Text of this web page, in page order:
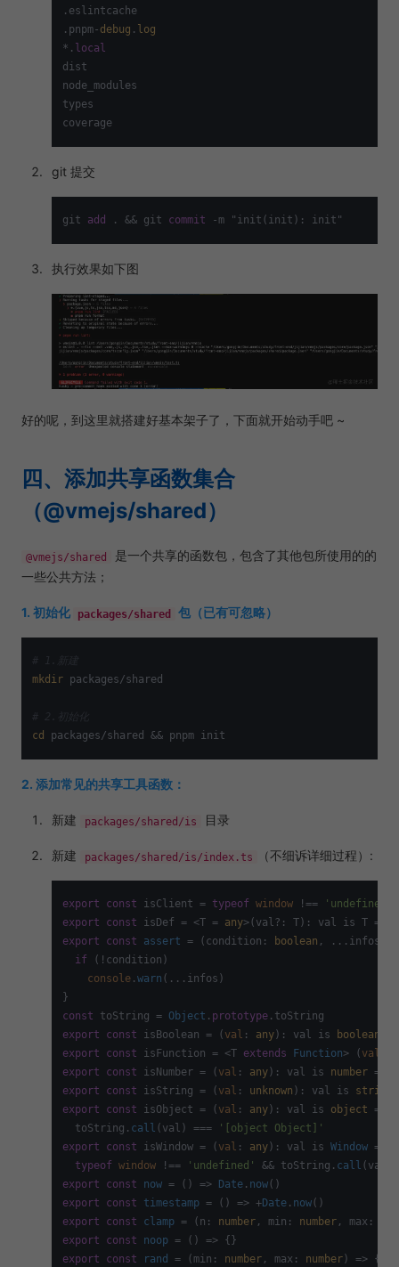
.eslintcache
.pnpm- debug . log
*. local
dist
node_modules
types
git 提交
git add . && git commit -
执行效果如下图
好的呢，到这里就搭建好基本架子了，下面就开始动手吧 ~
四、添加共享函数集合
（@vmejs/shared）
@vmejs/shared
是一个共享的函数包，包含了其他包所使用的的
一些公共方法；
1. 初始化 packages/shared 包（已有可忽略）
# 1.新建
mkdir packages/shared
# 2.初始化
cd
2. 添加常见的共享工具函数：
新建 packages/shared/is 目录
新建 packages/shared/is/index.ts （不细诉详细过程）:
export const isClient = typeof window !==
'undefined'
export
const isDef = <T = any>(val?: T): val is T =>
export
const assert = ( condition: boolean , ...infos:
if (!condition)
console . warn (...infos)
const toString = Object . prototype . toString
export
const isBoolean = ( val : any ): val is boolean
export
const isFunction = <T extends Function> ( val
export
const isNumber = ( val : any ): val is number =>
export
const isString = ( val : unknown ): val is string
export
const isObject = ( val : any ): val is object =>
  toString.
call (val) ===
'[object Object]'
export
const isWindow = ( val : any ): val is Window =>
typeof window !== 'undefined' && toString. call (val)
export
const now = ( ) => Date . now
export
const timestamp = ( ) => +Date . now
export
const clamp = ( n: number , min: number , max:
export
const noop = (
export
const rand = ( min: number , max: number ) => {